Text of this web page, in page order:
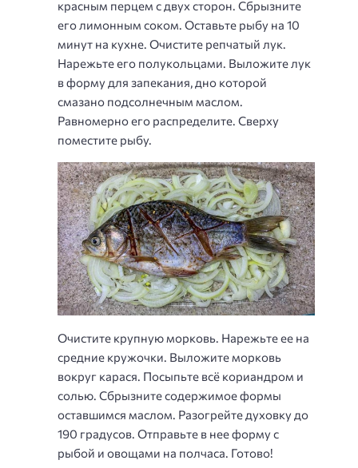
красным перцем с двух сторон. Сбрызните
его лимонным соком. Оставьте рыбу на 10
минут на кухне. Очистите репчатый лук.
Нарежьте его полукольцами. Выложите лук
в форму для запекания, дно которой
смазано подсолнечным маслом.
Равномерно его распределите. Сверху
поместите рыбу.
Очистите крупную морковь. Нарежьте ее на
средние кружочки. Выложите морковь
вокруг карася. Посыпьте всё кориандром и
солью. Сбрызните содержимое формы
оставшимся маслом. Разогрейте духовку до
190 градусов. Отправьте в нее форму с
рыбой и овощами на полчаса. Готово!